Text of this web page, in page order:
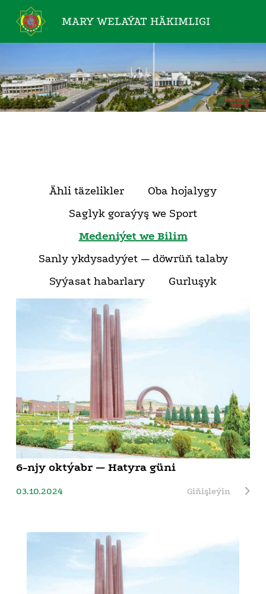
MARY WELAÝAT HÄKIMLIGI
Ähli täzelikler
Oba hojalygy
Saglyk goraýyş we Sport
Medeniýet we Bilim
Sanly ykdysadyýet — döwrüň talaby
Syýasat habarlary
Gurluşyk
6-njy oktýabr — Hatyra güni
03.10.2024 Giňişleýin